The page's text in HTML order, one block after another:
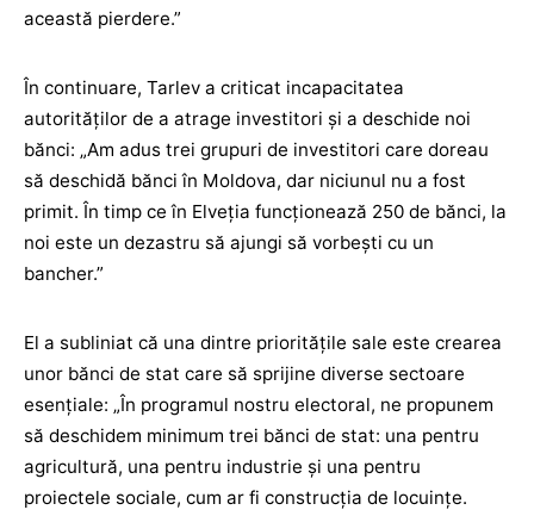
această pierdere.”
În continuare, Tarlev a criticat incapacitatea
autorităților de a atrage investitori și a deschide noi
bănci: „Am adus trei grupuri de investitori care doreau
să deschidă bănci în Moldova, dar niciunul nu a fost
primit. În timp ce în Elveția funcționează 250 de bănci, la
noi este un dezastru să ajungi să vorbești cu un
bancher.”
El a subliniat că una dintre prioritățile sale este crearea
unor bănci de stat care să sprijine diverse sectoare
esențiale: „În programul nostru electoral, ne propunem
să deschidem minimum trei bănci de stat: una pentru
agricultură, una pentru industrie și una pentru
proiectele sociale, cum ar fi construcția de locuințe.